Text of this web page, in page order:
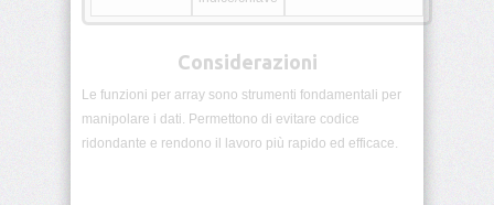
stringhe
HTML
Considerazioni
Le funzioni per array sono strumenti fondamentali per
manipolare i dati. Permettono di evitare codice
ridondante e rendono il lavoro più rapido ed efficace.